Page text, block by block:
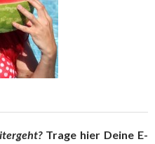
Trage hier Deine E-